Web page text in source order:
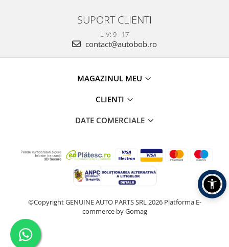
SUPORT CLIENTI
L-V: 9 - 17
contact@autobob.ro
MAGAZINUL MEU
CLIENTI
DATE COMERCIALE
©Copyright GENUINE AUTO PARTS SRL 2026 Platforma E-
commerce by Gomag